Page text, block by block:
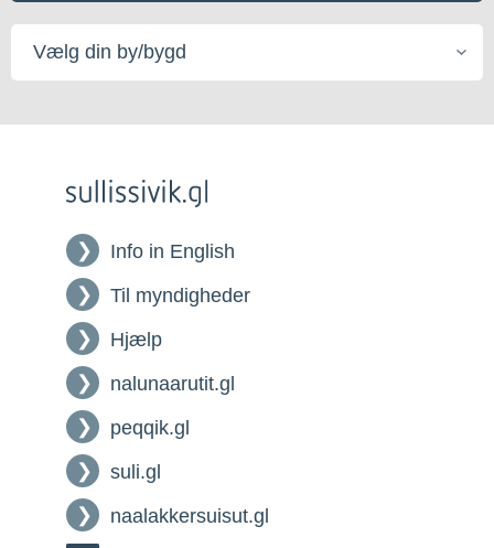
Vælg
din
by/bygd
Info in English
Til myndigheder
Hjælp
nalunaarutit.gl
peqqik.gl
suli.gl
naalakkersuisut.gl